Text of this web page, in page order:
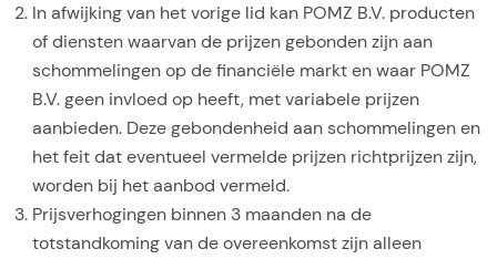
In afwijking van het vorige lid kan POMZ B.V. producten
of diensten waarvan de prijzen gebonden zijn aan
schommelingen op de financiële markt en waar POMZ
B.V. geen invloed op heeft, met variabele prijzen
aanbieden. Deze gebondenheid aan schommelingen en
het feit dat eventueel vermelde prijzen richtprijzen zijn,
worden bij het aanbod vermeld.
Prijsverhogingen binnen 3 maanden na de
totstandkoming van de overeenkomst zijn alleen